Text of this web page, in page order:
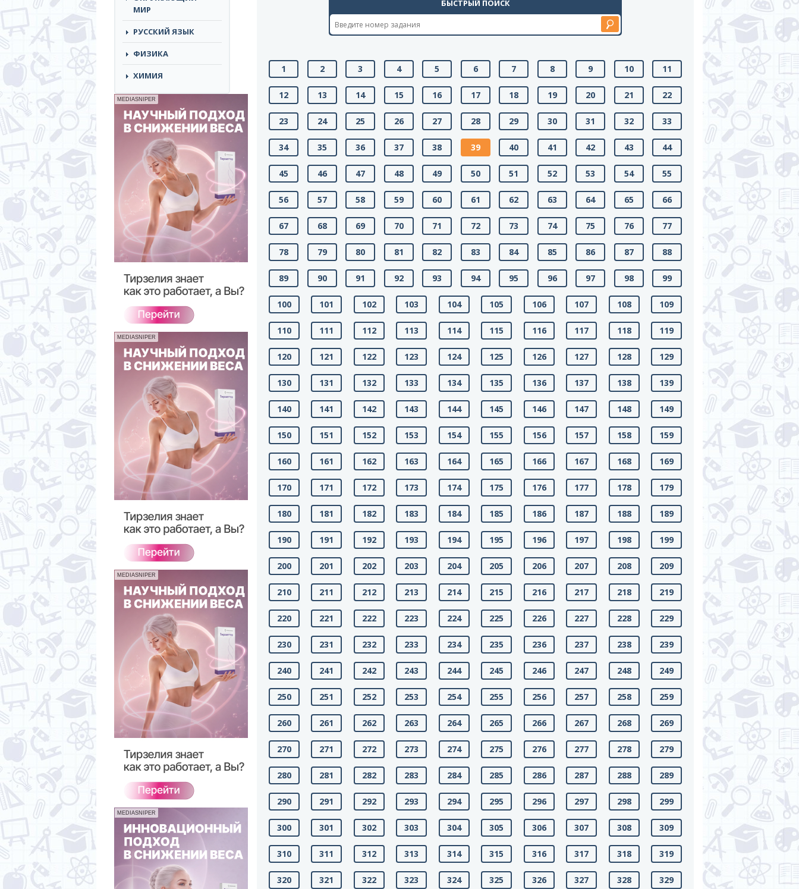
МИР
РУССКИЙ ЯЗЫК
ФИЗИКА
ХИМИЯ
MEDIASNIPER
MEDIASNIPER
MEDIASNIPER
MEDIASNIPER
БЫСТРЫЙ ПОИСК
1 2 3 4 5 6 7 8 9 10 11
12 13 14 15 16 17 18 19 20 21 22
23 24 25 26 27 28 29 30 31 32 33
34 35 36 37 38 39 40 41 42 43 44
45 46 47 48 49 50 51 52 53 54 55
56 57 58 59 60 61 62 63 64 65 66
67 68 69 70 71 72 73 74 75 76 77
78 79 80 81 82 83 84 85 86 87 88
89 90 91 92 93 94 95 96 97 98 99
100 101 102 103 104 105 106 107 108 109
110 111 112 113 114 115 116 117 118 119
120 121 122 123 124 125 126 127 128 129
130 131 132 133 134 135 136 137 138 139
140 141 142 143 144 145 146 147 148 149
150 151 152 153 154 155 156 157 158 159
160 161 162 163 164 165 166 167 168 169
170 171 172 173 174 175 176 177 178 179
180 181 182 183 184 185 186 187 188 189
190 191 192 193 194 195 196 197 198 199
200 201 202 203 204 205 206 207 208 209
210 211 212 213 214 215 216 217 218 219
220 221 222 223 224 225 226 227 228 229
230 231 232 233 234 235 236 237 238 239
240 241 242 243 244 245 246 247 248 249
250 251 252 253 254 255 256 257 258 259
260 261 262 263 264 265 266 267 268 269
270 271 272 273 274 275 276 277 278 279
280 281 282 283 284 285 286 287 288 289
290 291 292 293 294 295 296 297 298 299
300 301 302 303 304 305 306 307 308 309
310 311 312 313 314 315 316 317 318 319
320 321 322 323 324 325 326 327 328 329